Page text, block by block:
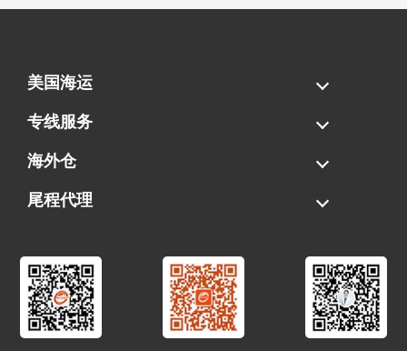
美国海运
海运拼柜
海运整柜
美国海卡
加拿大海运
专线服务
FBA专线直送
超大件专线
AWD专线
电池专线
海外仓
一件代发
FBA中转
贴标换标
拆柜/存储
尾程代理